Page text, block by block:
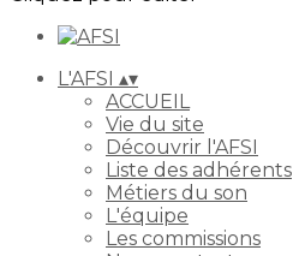
L'AFSI ▴▾
ACCUEIL
Vie du site
Découvrir l'AFSI
Liste des adhérents
Métiers du son
L'équipe
Les commissions